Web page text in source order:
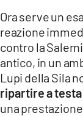
Ora serve un
reazione
contro la
antico, in un
Lupi della Sila
ripartire a testa
una